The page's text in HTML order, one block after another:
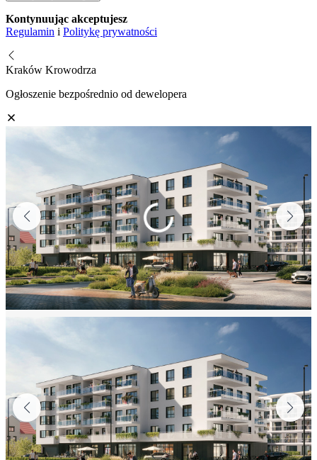
Kontynuując akceptujesz
Regulamin i Politykę prywatności
Kraków Krowodrza
Ogłoszenie bezpośrednio od dewelopera